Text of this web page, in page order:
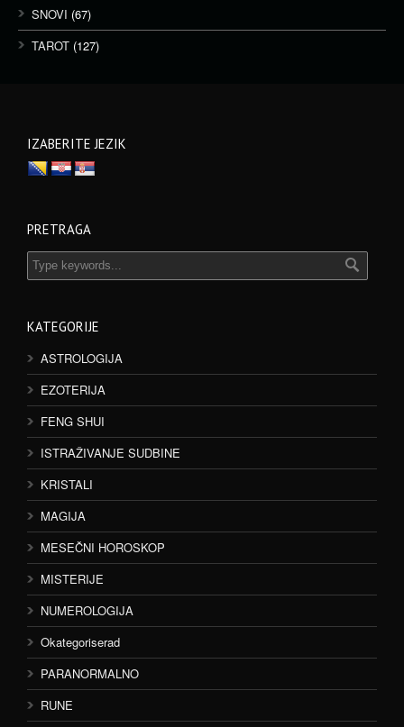
SNOVI (67)
TAROT (127)
IZABERITE JEZIK
PRETRAGA
KATEGORIJE
ASTROLOGIJA
EZOTERIJA
FENG SHUI
ISTRAŽIVANJE SUDBINE
KRISTALI
MAGIJA
MESEČNI HOROSKOP
MISTERIJE
NUMEROLOGIJA
Okategoriserad
PARANORMALNO
RUNE